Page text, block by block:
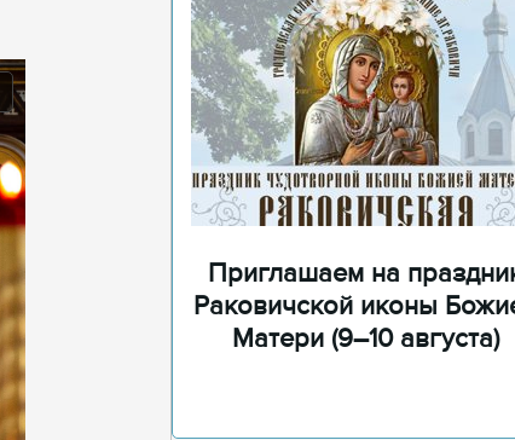
Приглашаем на
Раковичской иконы
Матери (9–10 августа)